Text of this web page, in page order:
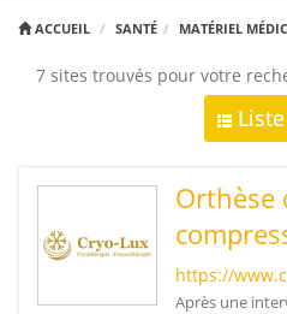
ACCUEIL SANTÉ MATÉRIEL
7 sites trouvés pour votre
Liste
Orthèse
https://
Après une